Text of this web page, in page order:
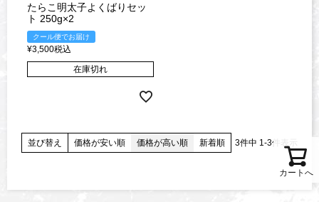
たらこ明太子よくばりセッ
ト 250g×2
クール便でお届け
¥3,500税込
在庫切れ
並び替え 価格が安い順 価格が高い順 新着順 3件中 1-3件表示
カートへ